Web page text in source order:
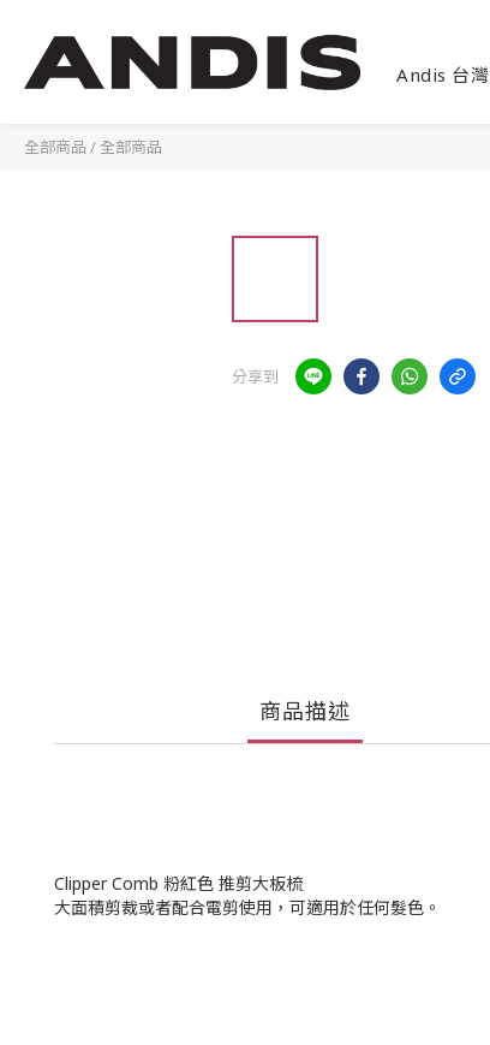
Andis 台灣
全部商品 / 全部商品
分享到
商品描述
Clipper Comb 粉紅色 推剪大板梳
大面積剪裁或者配合電剪使用，可適用於任何髮色。